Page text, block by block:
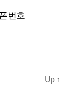
번호
Up ↑